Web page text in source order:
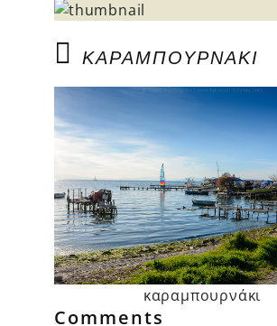
ΚΑΡΑΜΠΟΥΡΝΆΚΙ
καραμπουρνάκι
Comments